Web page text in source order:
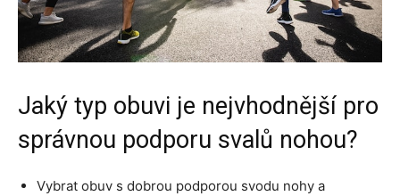
Jaký typ obuvi je nejvhodnější pro
správnou podporu svalů nohou?
Vybrat obuv s dobrou podporou svodu nohy a